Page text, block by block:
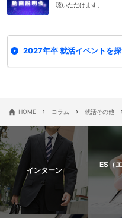
聴いただけます。
2027年卒 就活イベントを
HOME › コラム › 就活その他
インターン
ES（